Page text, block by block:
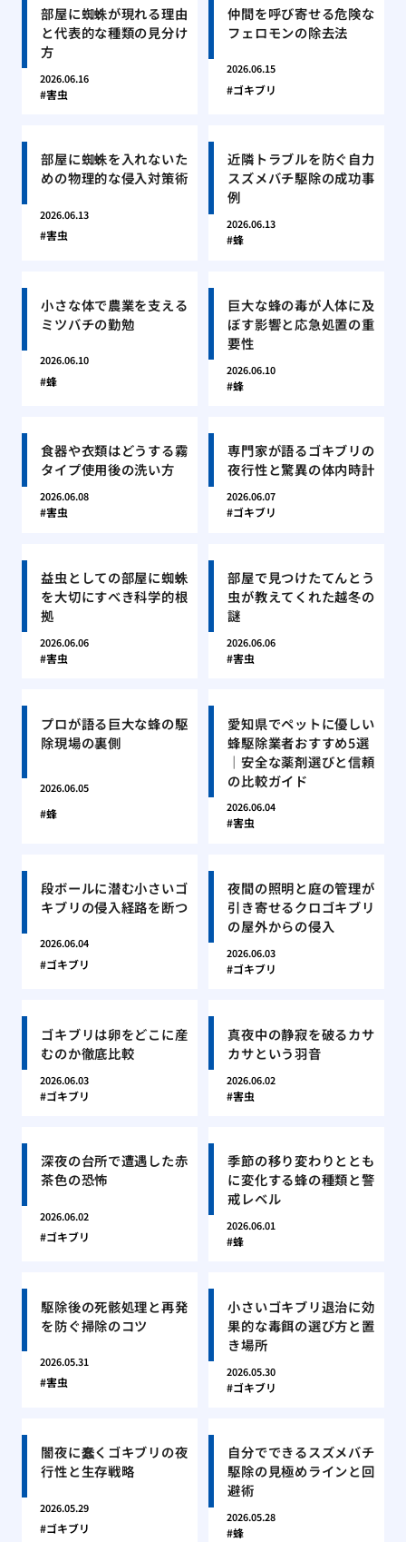
部屋に蜘蛛が現れる理由
と代表的な種類の見分け
方
2026.06.16
害虫
仲間を呼び寄せる危険な
フェロモンの除去法
2026.06.15
ゴキブリ
部屋に蜘蛛を入れないた
めの物理的な侵入対策術
2026.06.13
害虫
近隣トラブルを防ぐ自力
スズメバチ駆除の成功事
例
2026.06.13
蜂
小さな体で農業を支える
ミツバチの勤勉
2026.06.10
蜂
巨大な蜂の毒が人体に及
ぼす影響と応急処置の重
要性
2026.06.10
蜂
食器や衣類はどうする霧
タイプ使用後の洗い方
2026.06.08
害虫
専門家が語るゴキブリの
夜行性と驚異の体内時計
2026.06.07
ゴキブリ
益虫としての部屋に蜘蛛
を大切にすべき科学的根
拠
2026.06.06
害虫
部屋で見つけたてんとう
虫が教えてくれた越冬の
謎
2026.06.06
害虫
プロが語る巨大な蜂の駆
除現場の裏側
2026.06.05
蜂
愛知県でペットに優しい
蜂駆除業者おすすめ5選
｜安全な薬剤選びと信頼
の比較ガイド
2026.06.04
害虫
段ボールに潜む小さいゴ
キブリの侵入経路を断つ
2026.06.04
ゴキブリ
夜間の照明と庭の管理が
引き寄せるクロゴキブリ
の屋外からの侵入
2026.06.03
ゴキブリ
ゴキブリは卵をどこに産
むのか徹底比較
2026.06.03
ゴキブリ
真夜中の静寂を破るカサ
カサという羽音
2026.06.02
害虫
深夜の台所で遭遇した赤
茶色の恐怖
2026.06.02
ゴキブリ
季節の移り変わりととも
に変化する蜂の種類と警
戒レベル
2026.06.01
蜂
駆除後の死骸処理と再発
を防ぐ掃除のコツ
2026.05.31
害虫
小さいゴキブリ退治に効
果的な毒餌の選び方と置
き場所
2026.05.30
ゴキブリ
闇夜に蠢くゴキブリの夜
行性と生存戦略
2026.05.29
ゴキブリ
自分でできるスズメバチ
駆除の見極めラインと回
避術
2026.05.28
蜂